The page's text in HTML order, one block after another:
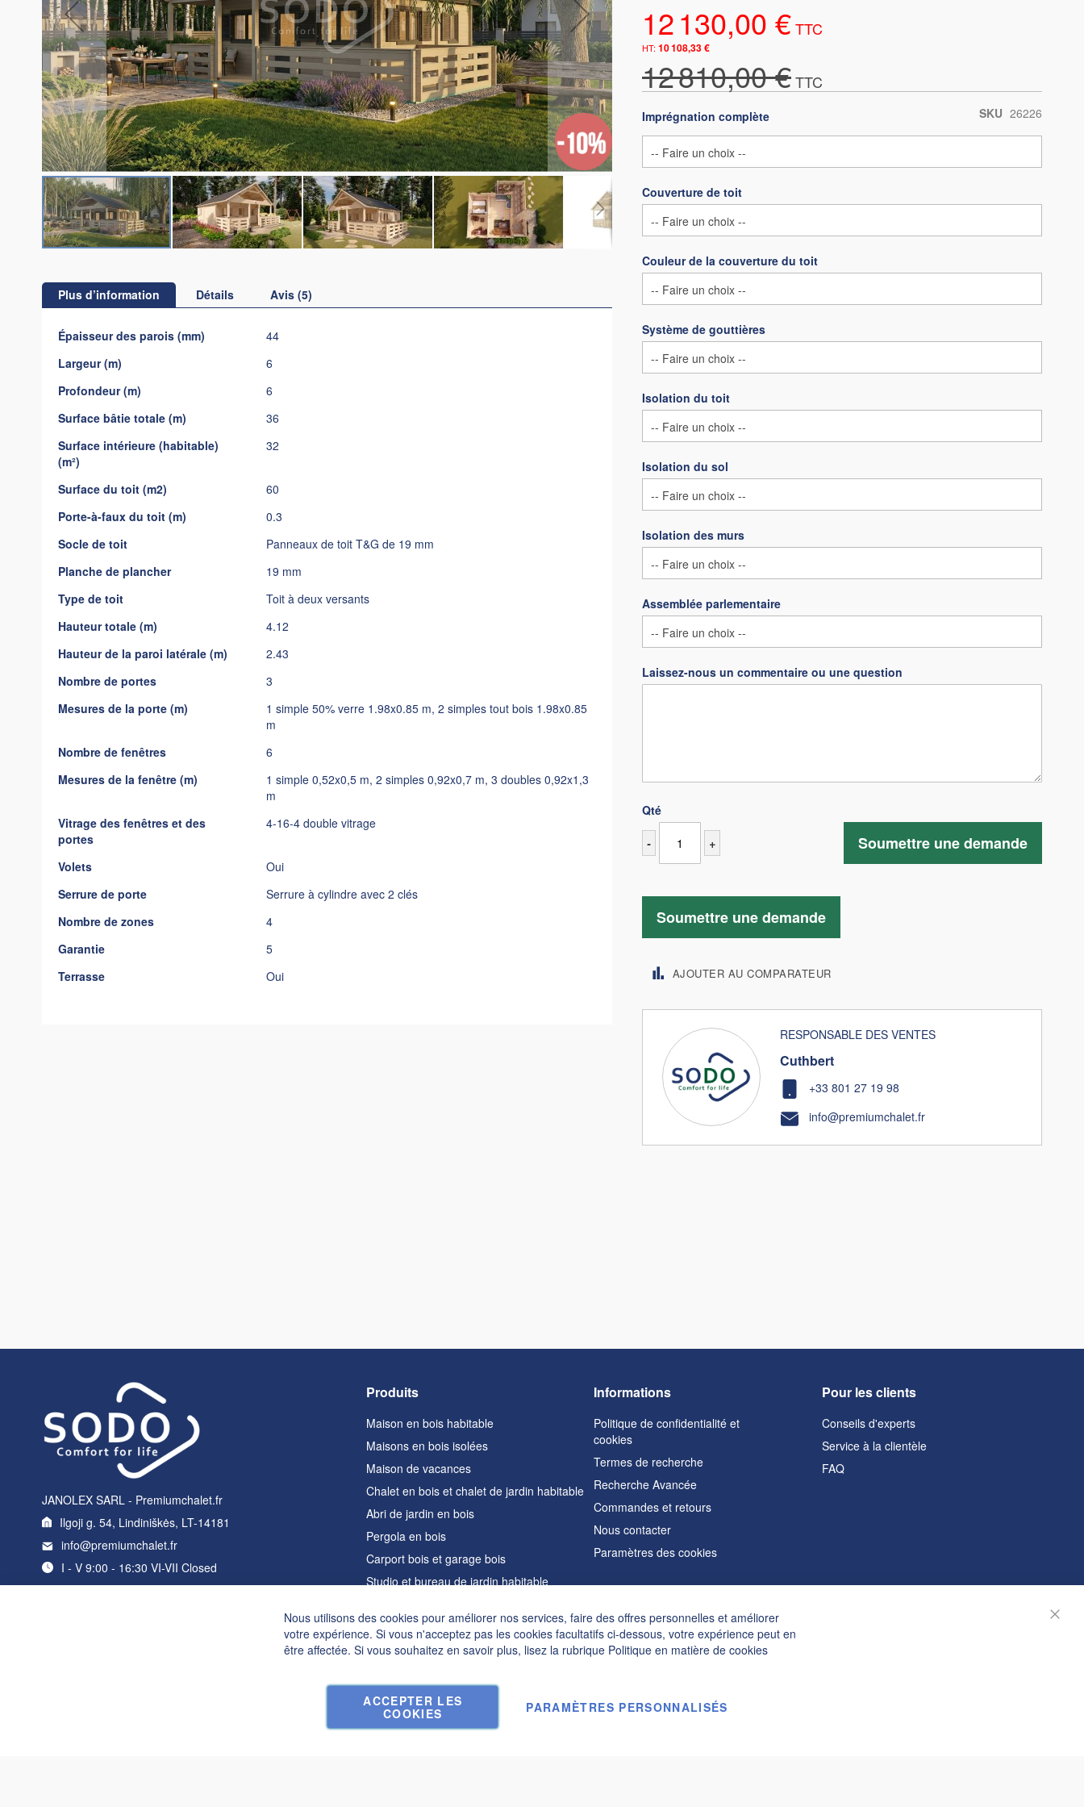
12 130,00 €
10 108,33 €
12 810,00 €
SKU 26226
Imprégnation complète
Couverture de toit
Couleur de la couverture du toit
Système de gouttières
Isolation du toit
Isolation du sol
Isolation des murs
Assemblée parlementaire
Laissez-nous un commentaire ou une question
Qté
- + Soumettre une demande
Soumettre une demande
AJOUTER AU COMPARATEUR
RESPONSABLE DES VENTES
Cuthbert
+33 801 27 19 98
info@premiumchalet.fr
the
beginning
gallery
Plus d’information
Plus
d’information
Épaisseur des parois (mm)
44
Largeur (m)
6
Profondeur (m)
6
Surface bâtie totale (m)
36
Surface intérieure (habitable)
(m²)
32
Surface du toit (m2)
60
Porte-à-faux du toit (m)
0.3
Socle de toit
Panneaux de toit T&G de 19 mm
Planche de plancher
19 mm
Type de toit
Toit à deux versants
Hauteur totale (m)
4.12
Hauteur de la paroi latérale (m)
2.43
Nombre de portes
3
Mesures de la porte (m)
1 simple 50% verre 1.98x0.85 m, 2 simples tout bois 1.98x0.85
m
Nombre de fenêtres
6
Mesures de la fenêtre (m)
1 simple 0,52x0,5 m, 2 simples 0,92x0,7 m, 3 doubles 0,92x1,3
m
Vitrage des fenêtres et des
portes
4-16-4 double vitrage
Volets
Oui
Serrure de porte
Serrure à cylindre avec 2 clés
Nombre de zones
4
Garantie
5
Terrasse
Oui
Détails Avis 5
JANOLEX SARL - Premiumchalet.fr
Ilgoji g. 54, Lindiniškės, LT-14181
info@premiumchalet.fr
I - V 9:00 - 16:30 VI-VII Closed
Pour les clients
Conseils d'experts
Service à la clientèle
FAQ
Informations
Politique de confidentialité et
cookies
Termes de recherche
Recherche Avancée
Commandes et retours
Nous contacter
Paramètres des cookies
Produits
Maison en bois habitable
Maisons en bois isolées
Maison de vacances
Chalet en bois et chalet de jardin habitable
Abri de jardin en bois
Pergola en bois
Carport bois et garage bois
Studio et bureau de jardin habitable
Maisons en forme de A
Hot tubs
Nous utilisons des cookies pour améliorer nos services, faire des offres personnelles et améliorer
votre expérience. Si vous n'acceptez pas les cookies facultatifs ci-dessous, votre expérience peut en
être affectée. Si vous souhaitez en savoir plus, lisez la rubrique Politique en matière de cookies
ACCEPTER LES
COOKIES
PARAMÈTRES PERSONNALISÉS